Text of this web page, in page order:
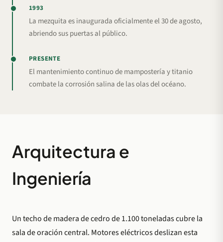
1993
La mezquita es inaugurada oficialmente el 30 de agosto,
abriendo sus puertas al público.
PRESENTE
El mantenimiento continuo de mampostería y titanio
combate la corrosión salina de las olas del océano.
Arquitectura e
Ingeniería
Un techo de madera de cedro de 1.100 toneladas cubre la
sala de oración central. Motores eléctricos deslizan esta